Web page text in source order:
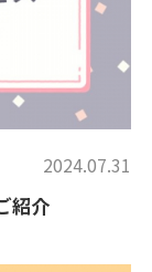
2024.07.31
紹介